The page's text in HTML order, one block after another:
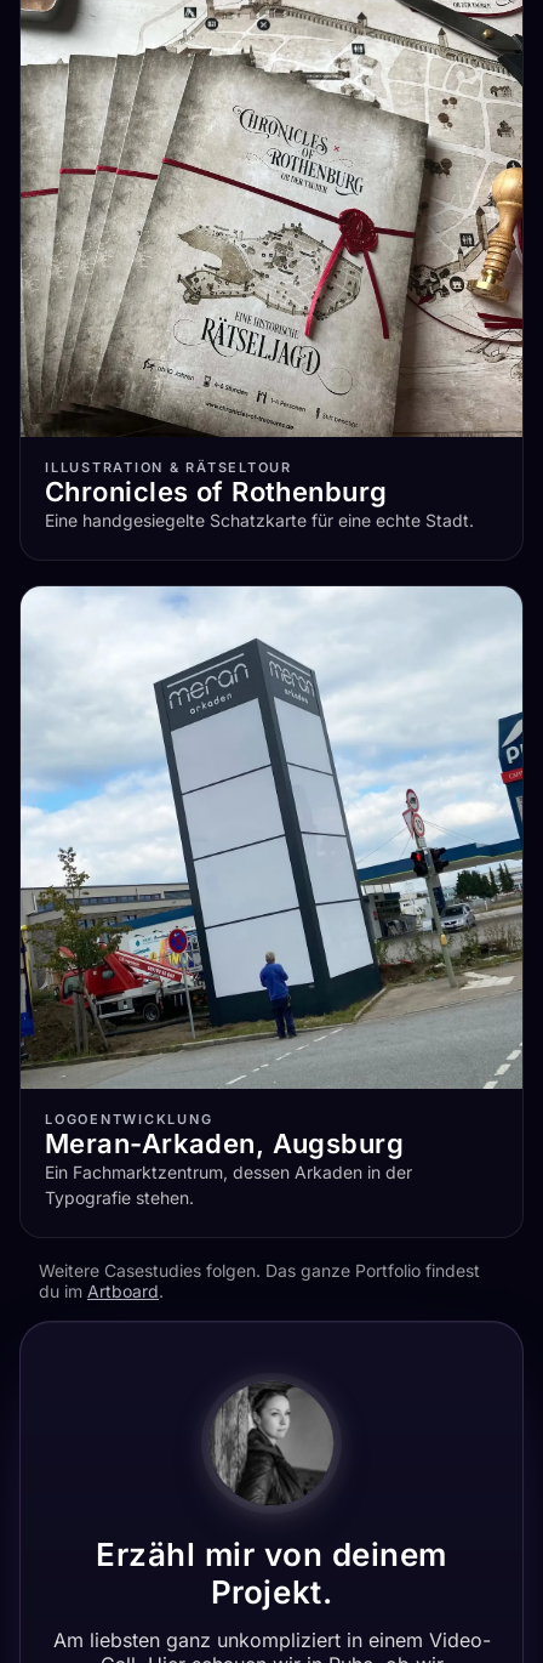
ILLUSTRATION & RÄTSELTOUR
Chronicles of Rothenburg
Eine handgesiegelte Schatzkarte für eine echte Stadt.
LOGOENTWICKLUNG
Meran-Arkaden, Augsburg
Ein Fachmarktzentrum, dessen Arkaden in der
Typografie stehen.
Weitere Casestudies folgen. Das ganze Portfolio findest
du im Artboard.
Erzähl mir von deinem
Projekt.
Am liebsten ganz unkompliziert in einem Video-